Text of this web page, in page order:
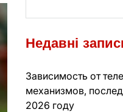
Недавні
Зависимость от
механизмов,
2026 году